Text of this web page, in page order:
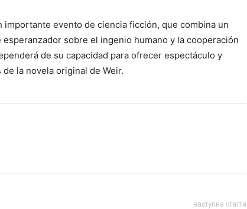
evento de ciencia ficción, que combina un
sobre el ingenio humano y la cooperación
de su capacidad para ofrecer espectáculo y
la novela original de Weir.
наступна стаття